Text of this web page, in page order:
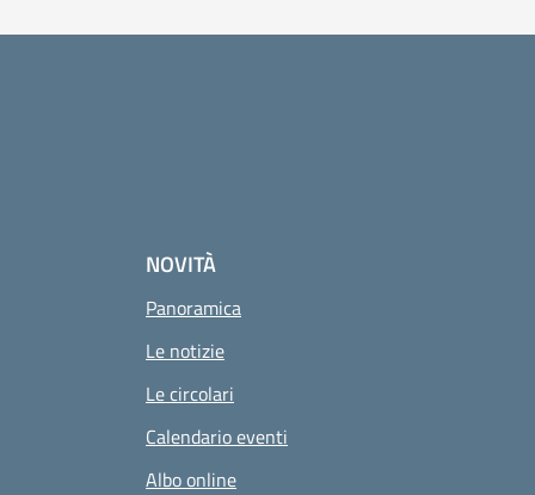
NOVITÀ
PanoramicaPagina attuale
Le notizie
Le circolari
Calendario eventi
Albo online